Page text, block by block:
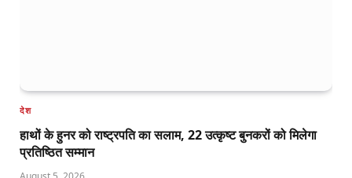
देश
हाथों के हुनर को राष्ट्रपति का सलाम, 22 उत्कृष्ट बुनकरों को मिलेगा
प्रतिष्ठित सम्मान